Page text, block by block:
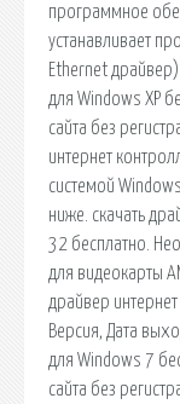
программное
устанавливает
Ethernet
для Windows XP
сайта без
интернет
системой
ниже. скачать
32 бесплатно.
для видеокарты
драйвер
Версия, Дата
для Windows 7
сайта без